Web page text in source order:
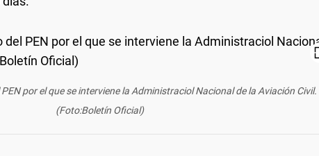
por el que se interviene la Administraciol Nacional de la Aviación Civil.
(Foto:Boletín Oficial)